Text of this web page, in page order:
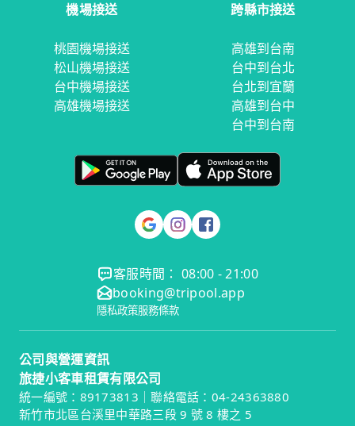
機場接送
桃園機場接送
松山機場接送
台中機場接送
高雄機場接送
跨縣市接送
高雄到台南
台中到台北
台北到宜蘭
高雄到台中
台中到台南
客服時間： 08:00 - 21:00
booking@tripool.app
隱私政策服務條款
公司與營運資訊
旅捷小客車租賃有限公司
統一編號：89173813｜聯絡電話：04-24363880
新竹市北區台溪里中華路三段 9 號 8 樓之 5